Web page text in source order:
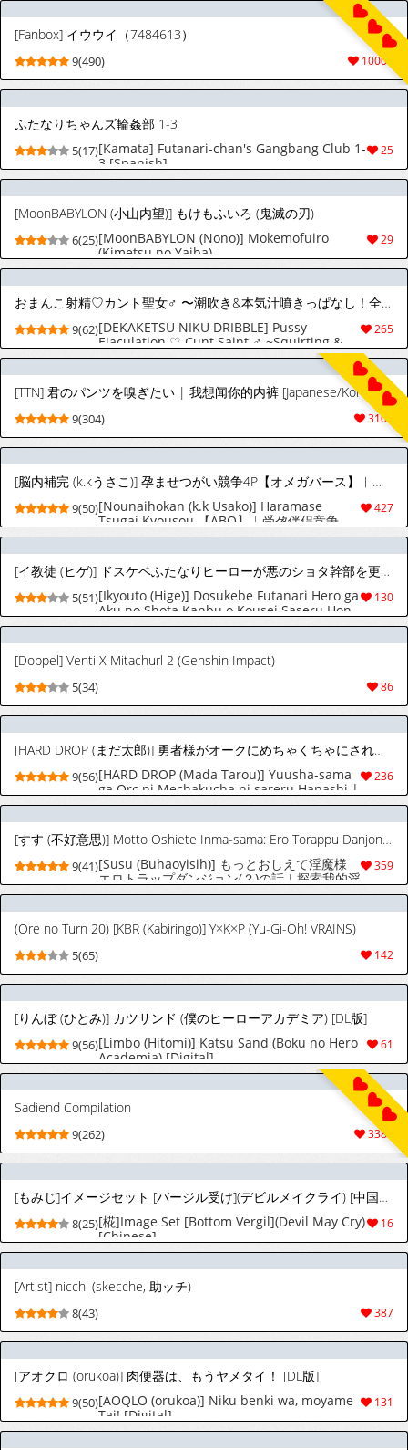
[Fanbox] イウウイ（7484613）
10006
9(490)
ふたなりちゃんズ輪姦部 1-3
25
5(17)[Kamata] Futanari-chan's Gangbang Club 1-
3 [Spanish]
[MoonBABYLON (小山内望)] もけもふいろ (鬼滅の刃)
29
6(25)[MoonBABYLON (Nono)] Mokemofuiro
(Kimetsu no Yaiba)
おまんこ射精♡カント聖女♂ 〜潮吹き&本気汁噴きっぱなし！全穴開発カントボーイ24時〜
265
9(62)[DEKAKETSU NIKU DRIBBLE] Pussy
Ejaculation ♡ Cunt Saint ♂ ~Squirting &
Non-stop Cumming! All Hole Development
Cuntboy 24 Hours~ [JP]
[TTN] 君のパンツを嗅ぎたい | 我想闻你的内裤 [Japanese/Korean/Chinese]
3105
9(304)
[脳内補完 (k.kうさこ)] 孕ませつがい競争4P【オメガバース】︱受孕伴侣竞争4P【ABO】 [Chinese][全1卷]
427
9(50)[Nounaihokan (k.k Usako)] Haramase
Tsugai Kyousou 【ABO】︱受孕伴侣竞争
4P【ABO】 [Chinese][全1卷]
[イ教徒 (ヒゲ)] ドスケベふたなりヒーローが悪のショタ幹部を更生させる本(ver.1.1)
130
5(51)[Ikyouto (Hige)] Dosukebe Futanari Hero ga
Aku no Shota Kanbu o Kousei Saseru Hon
(ver.1.1)(English)
[Doppel] Venti X Mitachurl 2 (Genshin Impact)
86
5(34)
[HARD DROP (まだ太郎)] 勇者様がオークにめちゃくちゃにされる話
236
9(56)[HARD DROP (Mada Tarou)] Yuusha-sama
ga Orc ni Mechakucha ni sareru Hanashi |
A Tale of how the Great Hero got ruined by
the Orcs [Eng] [Decensored]
[すす (不好意思)] Motto Oshiete Inma-sama: Ero Torappu Danjon(？)no hanashi︱探索我的淫魔大人色色陷阱迷宮(？)番外篇 [Chinese][全1话]
359
9(41)[Susu (Buhaoyisih)] もっとおしえて淫魔様
エロトラップダンジョン(？)の話︱探索我的淫
魔大人色色陷阱迷宮(？)番外篇 [Chinese][全1
话]
(Ore no Turn 20) [KBR (Kabiringo)] Y×K×P (Yu-Gi-Oh! VRAINS)
142
5(65)
[りんぼ (ひとみ)] カツサンド (僕のヒーローアカデミア) [DL版]
61
9(56)[Limbo (Hitomi)] Katsu Sand (Boku no Hero
Academia) [Digital]
Sadiend Compilation
3384
9(262)
[もみじ]イメージセット [バージル受け](デビルメイクライ) [中国翻訳]
16
8(25)[椛]Image Set [Bottom Vergil](Devil May Cry)
[Chinese]
[Artist] nicchi (skecche, 助ッチ)
387
8(43)
[アオクロ (orukoa)] 肉便器は、もうヤメタイ！ [DL版]
131
9(50)[AOQLO (orukoa)] Niku benki wa, moyame
Tai! [Digital]